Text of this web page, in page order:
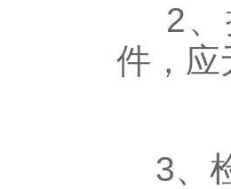
2、
件，应
3、